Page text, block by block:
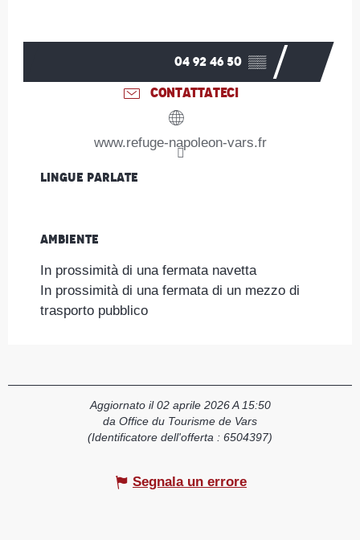
04 92 46 50 ▒▒
CONTATTATECI
www.refuge-napoleon-vars.fr
Lingue parlate
Lingue parlate
Ambiente
Ambiente
In prossimità di una fermata navetta
In prossimità di una fermata di un mezzo di
trasporto pubblico
Aggiornato il 02 aprile 2026 A 15:50
da Office du Tourisme de Vars
(Identificatore dell'offerta : 6504397)
Segnala un errore